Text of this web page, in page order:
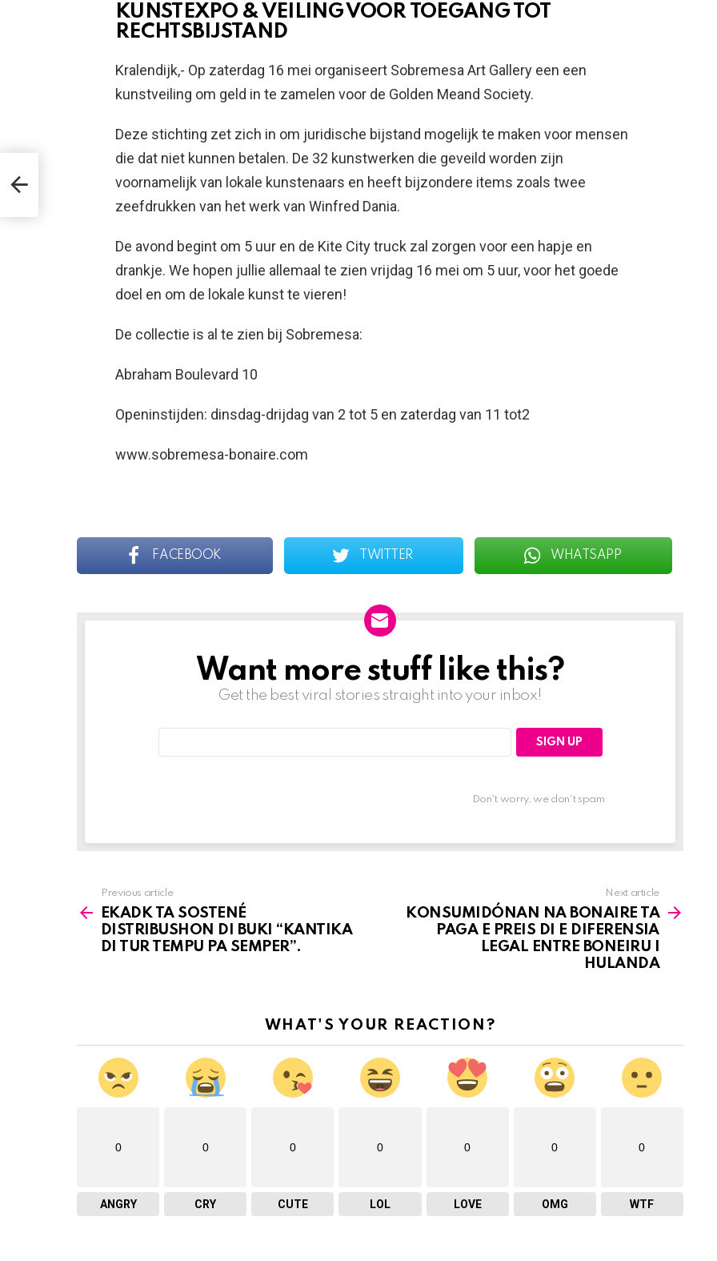
KUNSTEXPO & VEILING VOOR TOEGANG TOT
RECHTSBIJSTAND
Kralendijk,- Op zaterdag 16 mei organiseert Sobremesa Art Gallery een een
kunstveiling om geld in te zamelen voor de Golden Meand Society.
Deze stichting zet zich in om juridische bijstand mogelijk te maken voor mensen
die dat niet kunnen betalen. De 32 kunstwerken die geveild worden zijn
voornamelijk van lokale kunstenaars en heeft bijzondere items zoals twee
zeefdrukken van het werk van Winfred Dania.
De avond begint om 5 uur en de Kite City truck zal zorgen voor een hapje en
drankje. We hopen jullie allemaal te zien vrijdag 16 mei om 5 uur, voor het goede
doel en om de lokale kunst te vieren!
De collectie is al te zien bij Sobremesa:
Abraham Boulevard 10
Openinstijden: dinsdag-drijdag van 2 tot 5 en zaterdag van 11 tot2
www.sobremesa-bonaire.com
FACEBOOK TWITTER WHATSAPP
NEWSLETTERWant more stuff like this?
Get the best viral stories straight into your inbox!
Don't worry, we don't spam
more
Previous article
EKADK TA SOSTENÉ
DISTRIBUSHON DI BUKI “KANTIKA
DI TUR TEMPU PA SEMPER”.
Next article
KONSUMIDÓNAN NA BONAIRE TA
PAGA E PREIS DI E DIFERENSIA
LEGAL ENTRE BONEIRU I
HULANDA
WHAT'S YOUR REACTION?
0
ANGRY
0
CRY
0
CUTE
0
LOL
0
LOVE
0
OMG
0
WTF
PA